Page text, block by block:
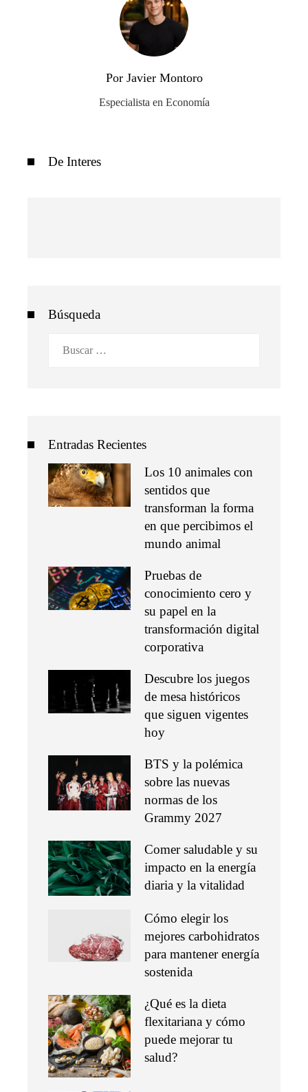
Por Javier Montoro
Especialista en Economía
De Interes
Búsqueda
Entradas Recientes
Los 10 animales con
sentidos que
transforman la forma
en que percibimos el
mundo animal
Pruebas de
conocimiento cero y
su papel en la
transformación digital
corporativa
Descubre los juegos
de mesa históricos
que siguen vigentes
hoy
BTS y la polémica
sobre las nuevas
normas de los
Grammy 2027
Comer saludable y su
impacto en la energía
diaria y la vitalidad
Cómo elegir los
mejores carbohidratos
para mantener energía
sostenida
¿Qué es la dieta
flexitariana y cómo
puede mejorar tu
salud?